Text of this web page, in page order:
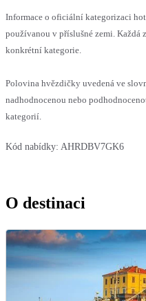
Informace o oficiální kategorizaci
používanou v příslušné zemi.
konkrétní kategorie.
Polovina hvězdičky uvedená ve
nadhodnocenou nebo
kategorií.
Kód nabídky: AHRDBV7GK6
O destinaci